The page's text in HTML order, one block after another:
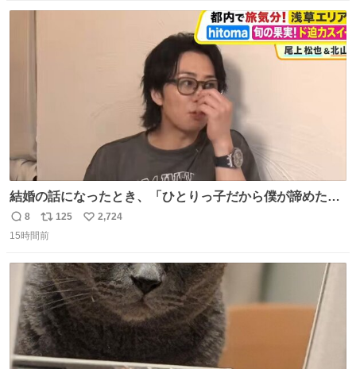
のためおにぎり10個、ゼリー飲料3～4本、パスタと毎日4
千kcalオーバーの食事を摂取し、増量したという。
結婚の話になったとき、「ひとりっ子だから僕が諦めた瞬
間に一族が潰える」「死ぬとき1人とか嫌」だから結婚願
望は"ある"って答えたものの、結局「（結婚は）向いてね
えて言葉を選んで、まるく収めてくれたんだなと思った
返
信
8
リ
ポ
ト
数
125
い
数
2,724
15時間前